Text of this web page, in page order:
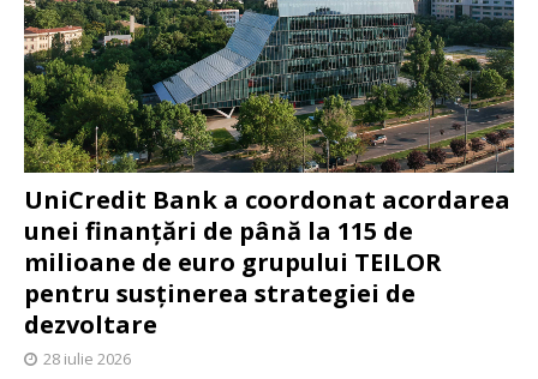
UniCredit Bank a coordonat acordarea
unei finanțări de până la 115 de
milioane de euro grupului TEILOR
pentru susținerea strategiei de
dezvoltare
28 iulie 2026